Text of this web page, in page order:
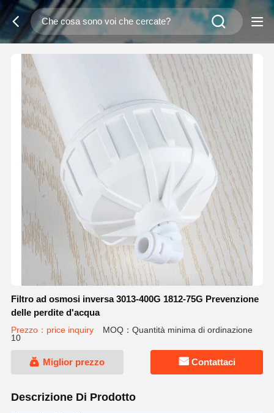
Filtro ad osmosi inversa 3013-400G 1812-75G Prevenzione
delle perdite d'acqua
Prezzo：price inquiry
MOQ：Quantità minima di ordinazione
10
Miglior prezzo Contattaci
Descrizione Di Prodotto